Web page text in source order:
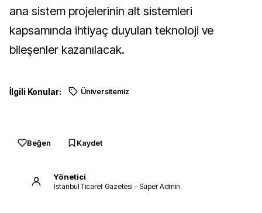
ana sistem projelerinin alt sistemleri
kapsamında ihtiyaç duyulan teknoloji ve
bileşenler kazanılacak.
İlgili Konular: Üniversitemiz
Beğen Kaydet
Yönetici
İstanbul Ticaret Gazetesi – Süper Admin